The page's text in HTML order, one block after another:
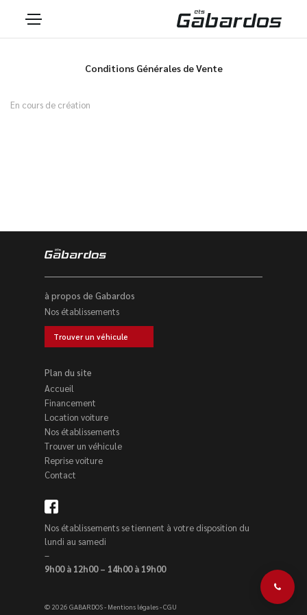
Conditions Générales de Vente
En cours de création
à propos de Gabardos
Nos établissements
Trouver un véhicule
Plan du site
Accueil
Financement
Location voiture
Nos établissements
Trouver un véhicule
Reprise voiture
Contact
Nos établissements se tiennent à votre disposition du
lundi au samedi
–
9h00 à 12h00 – 14h00 à 19h00
© 2026 GABARDOS - Mentions légales-CGU